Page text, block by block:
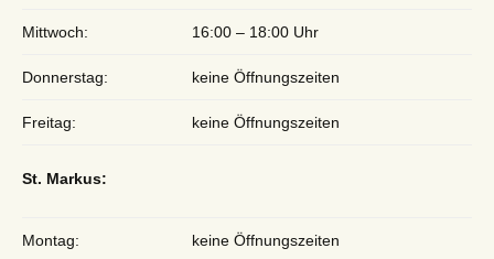
Mittwoch: 16:00 – 18:00 Uhr
Donnerstag: keine Öffnungszeiten
Freitag: keine Öffnungszeiten
St. Markus:
Montag: keine Öffnungszeiten